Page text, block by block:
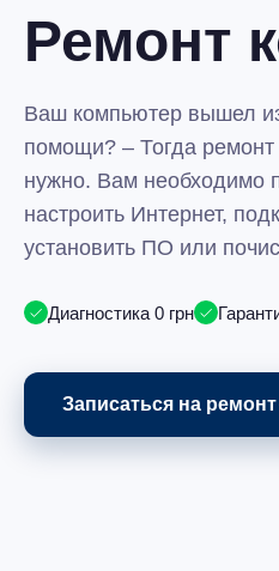
Ремонт
Ваш компьютер вышел
помощи? – Тогда
нужно. Вам необходимо
настроить Интернет,
установить ПО или
Диагностика 0 грн
Записаться на ремонт